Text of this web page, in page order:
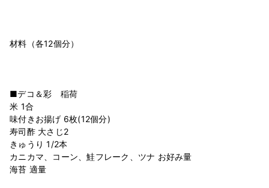
材料（各12個分）
■デコ＆彩 稲荷
米 1合
味付きお揚げ 6枚(12個分)
寿司酢 大さじ2
きゅうり 1/2本
カニカマ、コーン、鮭フレーク、ツナ お好み量
海苔 適量